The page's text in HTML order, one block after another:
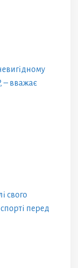
– вважає
свого
перед